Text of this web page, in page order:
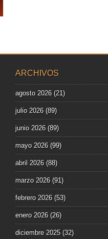
ARCHIVOS
agosto 2026(21)
julio 2026(89)
junio 2026(89)
mayo 2026(99)
abril 2026(88)
marzo 2026(91)
febrero 2026(53)
enero 2026(26)
diciembre 2025(32)